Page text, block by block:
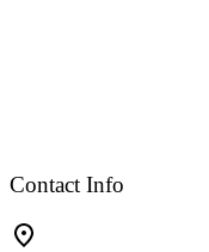
Contact Info